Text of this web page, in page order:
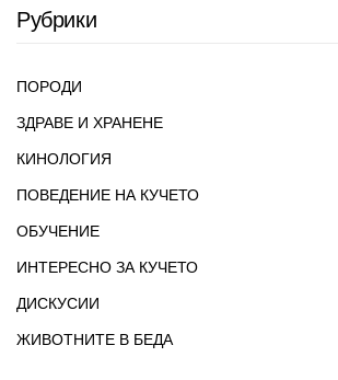
Рубрики
ПОРОДИ
ЗДРАВЕ И ХРАНЕНЕ
КИНОЛОГИЯ
ПОВЕДЕНИЕ НА КУЧЕТО
ОБУЧЕНИЕ
ИНТЕРЕСНО ЗА КУЧЕТО
ДИСКУСИИ
ЖИВОТНИТЕ В БЕДА